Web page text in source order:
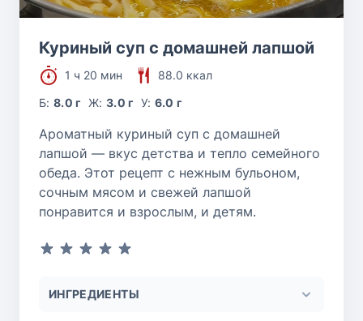
Куриный суп с домашней лапшой
1 ч 20 мин
88.0 ккал
Б:8.0 г Ж: 3.0 г У: 6.0 г
Ароматный куриный суп с домашней
лапшой — вкус детства и тепло семейного
обеда. Этот рецепт с нежным бульоном,
сочным мясом и свежей лапшой
понравится и взрослым, и детям.
ИНГРЕДИЕНТЫ